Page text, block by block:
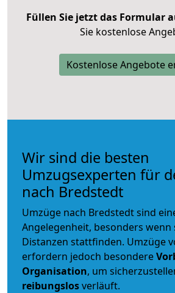
Füllen Sie jetzt das Formular
Sie kostenlose
Kostenlose Angebote
Wir sind die besten
Umzugsexperten für
nach Bredstedt
Umzüge nach Bredstedt sind
Angelegenheit, besonders
Distanzen stattfinden. Umzüge
erfordern jedoch besondere
Organisation, um
reibungslosverläuft.